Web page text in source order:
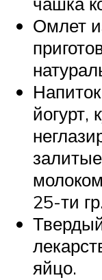
Омлет
йогурт,
25-ти
яйцо.